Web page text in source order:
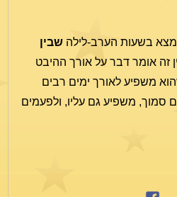
שבין
שני התאריכים, אבל אין זה אומר דבר על אורך ההיבט
משפיע לאורך ימים רבים
סמוך, משפיע גם עליו, ולפעמים